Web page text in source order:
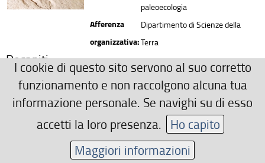
paleoecologia
Afferenza
organizzativa:
Dipartimento di Scienze della
Terra
Recapiti
matteo.belvedere(AT)unifi.it
Ulteriori Recapiti
https://www.researchgate.net/profile/Matteo_Belvedere
Area riservata
I cookie di questo sito servono al suo corretto
funzionamento e non raccolgono alcuna tua
informazione personale. Se navighi su di esso
accetti la loro presenza. Ho capito
Maggiori informazioni